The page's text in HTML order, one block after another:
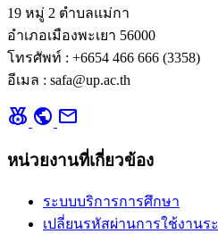
19 หมู่ 2 ตำบลแม่กา
อำเภอเมืองพะเยา 56000
โทรศัพท์ : +6654 466 666 (3358)
อีเมล : safa@up.ac.th
social_leaderboard public mail
หน่วยงานที่เกี่ยวข้อง
ระบบบริการการศึกษา
เปลี่ยนรหัสผ่านการใช้งานร